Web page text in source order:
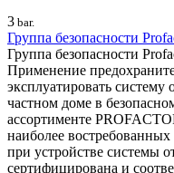
3 bar.
Группа безопасности
Группа безопасности
Применение
эксплуатировать
частном доме в
ассортименте
наиболее
при устройстве системы
сертифицирована и